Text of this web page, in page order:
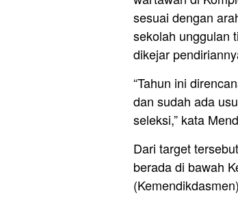
sesuai dengan
sekolah unggulan
dikejar
“Tahun ini
dan sudah ada
seleksi,” kata
Dari target
berada di bawah